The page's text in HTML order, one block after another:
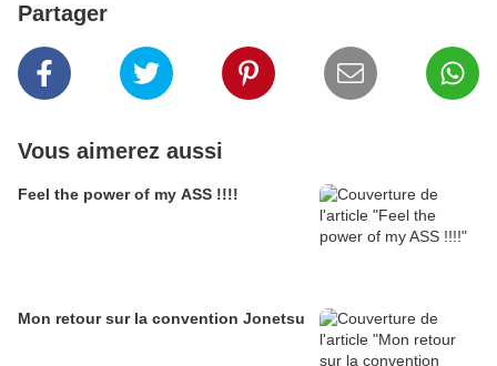
Partager
Vous aimerez aussi
Feel the power of my ASS !!!!
Mon retour sur la convention Jonetsu